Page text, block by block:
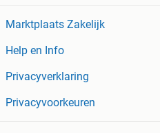
Marktplaats Zakelijk
Help en Info
Privacyverklaring
Privacyvoorkeuren